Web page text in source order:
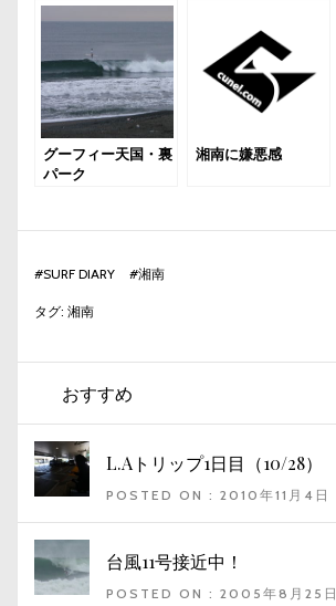
グーフィー天国・裏
パーク
湘南に嫌悪感
#SURF DIARY #湘南
タグ: 湘南
おすすめ
L.Aトリップ1日目（10/28）
POSTED ON : 2010年11月4日
台風11号接近中！
POSTED ON : 2005年8月25日